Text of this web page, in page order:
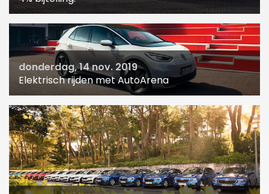
donderdag, 14 nov. 2019
Elektrisch rijden met AutoArena